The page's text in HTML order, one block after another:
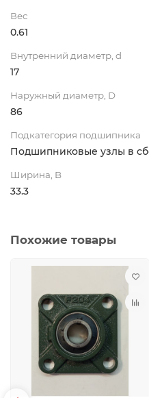
Вес
0.61
Внутренний диаметр, d
17
Наружный диаметр, D
86
Подкатегория подшипника
Подшипниковые узлы в
Ширина, B
33.3
Похожие товары